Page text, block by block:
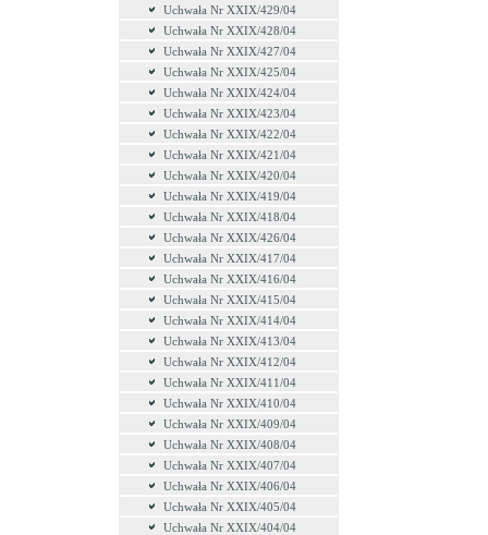
Uchwała Nr XXIX/429/04
Uchwała Nr XXIX/428/04
Uchwała Nr XXIX/427/04
Uchwała Nr XXIX/425/04
Uchwała Nr XXIX/424/04
Uchwała Nr XXIX/423/04
Uchwała Nr XXIX/422/04
Uchwała Nr XXIX/421/04
Uchwała Nr XXIX/420/04
Uchwała Nr XXIX/419/04
Uchwała Nr XXIX/418/04
Uchwała Nr XXIX/426/04
Uchwała Nr XXIX/417/04
Uchwała Nr XXIX/416/04
Uchwała Nr XXIX/415/04
Uchwała Nr XXIX/414/04
Uchwała Nr XXIX/413/04
Uchwała Nr XXIX/412/04
Uchwała Nr XXIX/411/04
Uchwała Nr XXIX/410/04
Uchwała Nr XXIX/409/04
Uchwała Nr XXIX/408/04
Uchwała Nr XXIX/407/04
Uchwała Nr XXIX/406/04
Uchwała Nr XXIX/405/04
Uchwała Nr XXIX/404/04